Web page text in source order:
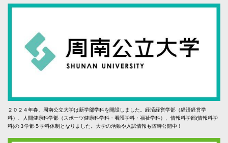
２０２４年春、周南公立大学は新学部学科を開設しました。経済経営学部（経済経営学
科）、人間健康科学部（スポーツ健康科学科・看護学科・福祉学科）、情報科学部(情報科学
科)の３学部５学科体制となりました。大学の活動や入試情報も随時公開中！